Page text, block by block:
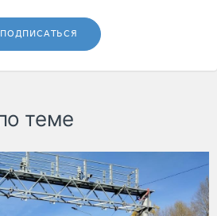
ПОДПИСАТЬСЯ
теме